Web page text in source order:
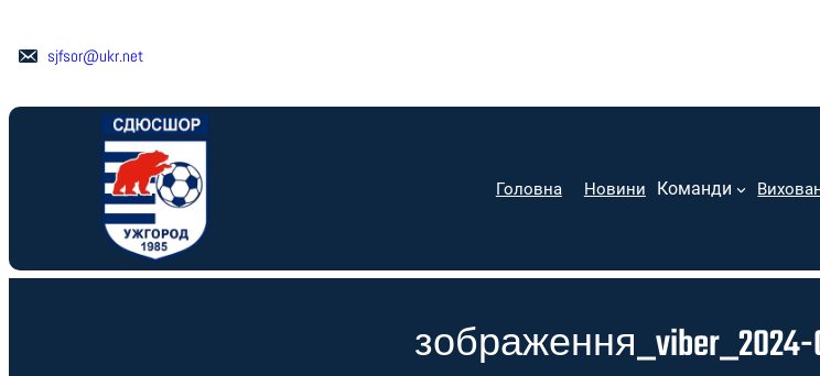
вмістуsjfsor@ukr.net
Головна Новини Команди
зображення_viber_2024-